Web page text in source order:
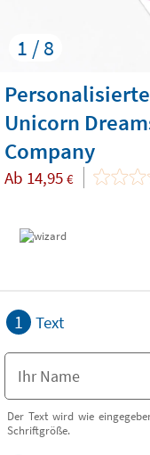
1 / 8
Unicorn
Company
Ab 14,95 €
1 Text
Der Text wird wie
Schriftgröße.